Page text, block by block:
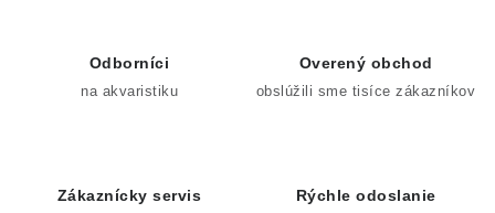
Odborníci
na akvaristiku
Overený obchod
obslúžili sme tisíce zákazníkov
Zákaznícky servis Rýchle odoslanie